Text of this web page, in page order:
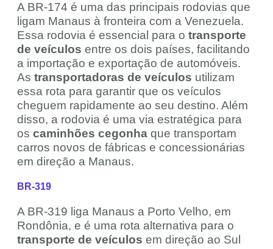
A BR-174 é uma das principais rodovias que
ligam Manaus à fronteira com a Venezuela.
Essa rodovia é essencial para o transporte
de veículos entre os dois países, facilitando
a importação e exportação de automóveis.
As transportadoras de veículos utilizam
essa rota para garantir que os veículos
cheguem rapidamente ao seu destino. Além
disso, a rodovia é uma via estratégica para
os caminhões cegonha que transportam
carros novos de fábricas e concessionárias
em direção a Manaus.
BR-319
A BR-319 liga Manaus a Porto Velho, em
Rondônia, e é uma rota alternativa para o
transporte de veículos em direção ao Sul